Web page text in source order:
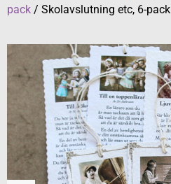
pack / Skolavslutning etc, 6-pack